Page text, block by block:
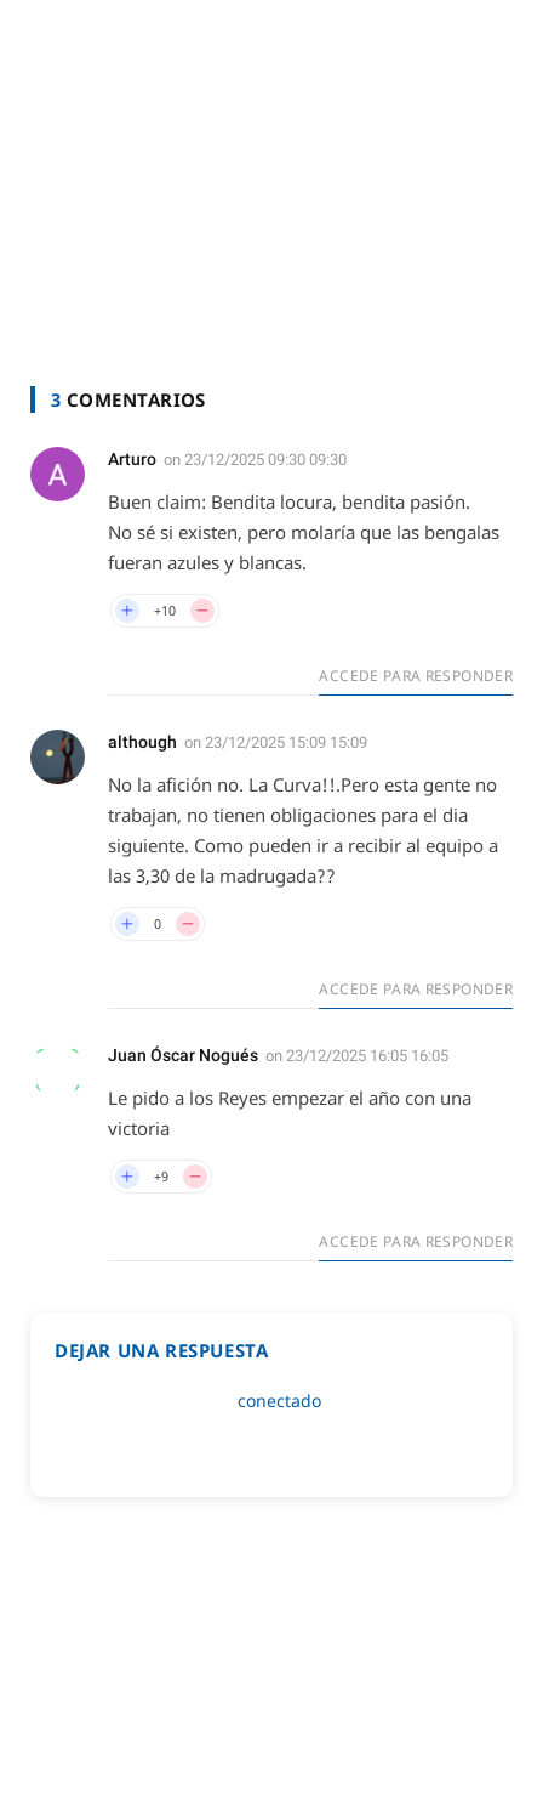
3 COMENTARIOS
Arturo on 23/12/2025 09:30 09:30
Buen claim: Bendita locura, bendita pasión.
No sé si existen, pero molaría que las bengalas
fueran azules y blancas.
+10
ACCEDE PARA RESPONDER
although on 23/12/2025 15:09 15:09
No la afición no. La Curva!!.Pero esta gente no
trabajan, no tienen obligaciones para el dia
siguiente. Como pueden ir a recibir al equipo a
las 3,30 de la madrugada??
0
ACCEDE PARA RESPONDER
Juan Óscar Nogués on 23/12/2025 16:05 16:05
Le pido a los Reyes empezar el año con una
victoria
+9
ACCEDE PARA RESPONDER
DEJAR UNA RESPUESTA
conectado